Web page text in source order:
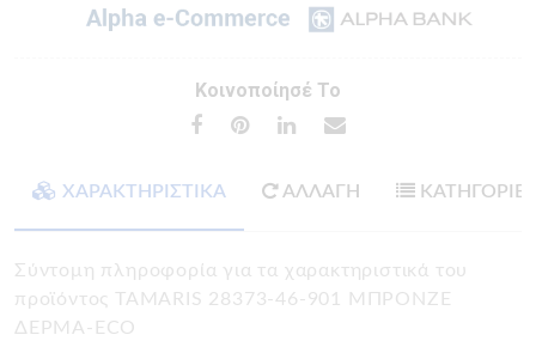
Κοινοποίησέ Το
ΧΑΡΑΚΤΗΡΙΣΤΙΚΑ ΑΛΛΑΓΗ ΚΑΤΗΓΟΡΙΕΣ
Σύντομη πληροφορία για τα χαρακτηριστικά του
προϊόντος TAMARIS 28373-46-901 ΜΠΡΟΝΖΕ
ΔΕΡΜΑ-ECO